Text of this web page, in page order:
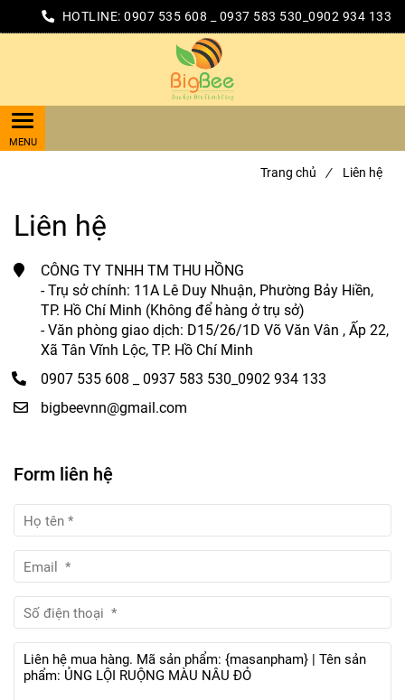
HOTLINE: 0907 535 608 _ 0937 583 530_0902 934 133
Trang chủ / Liên hệ
Liên hệ
CÔNG TY TNHH TM THU HỒNG
- Trụ sở chính: 11A Lê Duy Nhuận, Phường Bảy Hiền,
TP. Hồ Chí Minh (Không để hàng ở trụ sở)
- Văn phòng giao dịch: D15/26/1D Võ Văn Vân , Ấp 22,
Xã Tân Vĩnh Lộc, TP. Hồ Chí Minh
0907 535 608 _ 0937 583 530_0902 934 133
bigbeevnn@gmail.com
Form liên hệ